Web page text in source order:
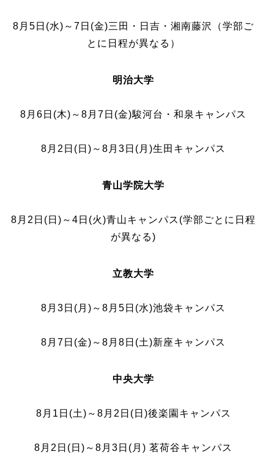
8月5日(水)～7日(金)三田・日吉・湘南藤沢（学部ご
とに日程が異なる）
明治大学
8月6日(木)～8月7日(金)駿河台・和泉キャンパス
8月2日(日)～8月3日(月)生田キャンパス
青山学院大学
8月2日(日)～4日(火)青山キャンパス(学部ごとに日程
が異なる)
立教大学
8月3日(月)～8月5日(水)池袋キャンパス
8月7日(金)～8月8日(土)新座キャンパス
中央大学
8月1日(土)～8月2日(日)後楽園キャンパス
8月2日(日)～8月3日(月) 茗荷谷キャンパス